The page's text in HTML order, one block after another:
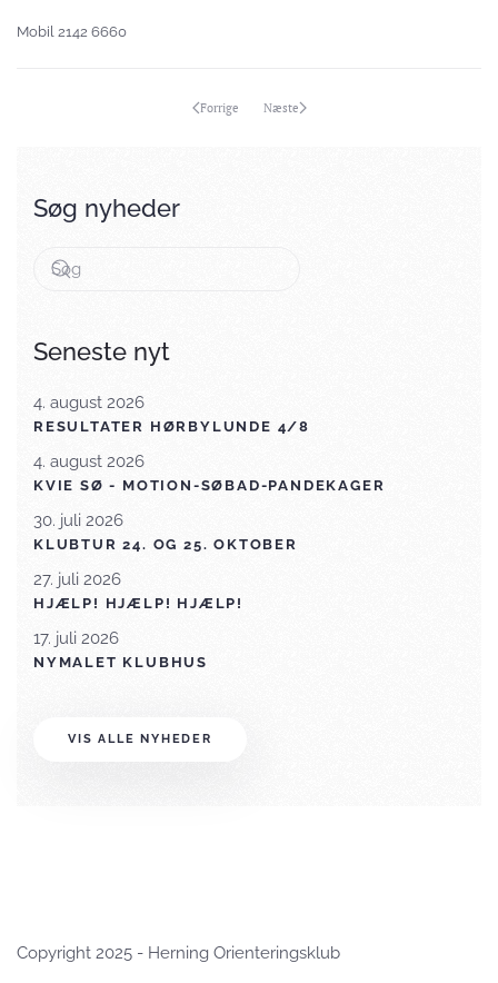
Mobil 2142 6660
Forrige Næste
Søg nyheder
Seneste nyt
4. august 2026
RESULTATER HØRBYLUNDE 4/8
4. august 2026
KVIE SØ - MOTION-SØBAD-PANDEKAGER
30. juli 2026
KLUBTUR 24. OG 25. OKTOBER
27. juli 2026
HJÆLP! HJÆLP! HJÆLP!
17. juli 2026
NYMALET KLUBHUS
VIS ALLE NYHEDER
Copyright 2025 - Herning Orienteringsklub